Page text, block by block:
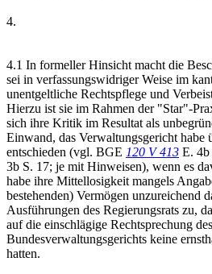
4.
4.1 In formeller Hinsicht macht die
sei in verfassungswidriger Weise im
unentgeltliche Rechtspflege und
Hierzu ist sie im Rahmen der "Star"-
sich ihre Kritik im Resultat als
Einwand, das Verwaltungsgericht habe
entschieden (vgl. BGE 120 V 413 E.
3b S. 17; je mit Hinweisen), wenn es
habe ihre Mittellosigkeit mangels
bestehenden) Vermögen unzureichend
Ausführungen des Regierungsrats zu,
auf die einschlägige Rechtsprechung des
Bundesverwaltungsgerichts keine
hatten.